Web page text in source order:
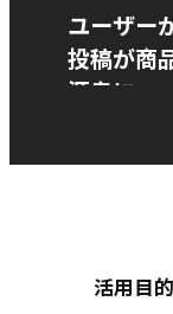
ユーザー
投稿が商
源泉に
活用目的